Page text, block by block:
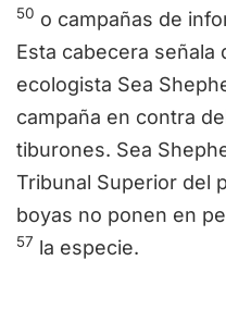
50 o campañas de
Esta cabecera señala
ecologista Sea
campaña en contra
tiburones. Sea
Tribunal Superior del
boyas no ponen en
57 la especie.